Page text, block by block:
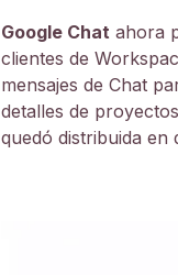
Google Chat ahora
clientes de
mensajes de Chat
detalles de
quedó distribuida en